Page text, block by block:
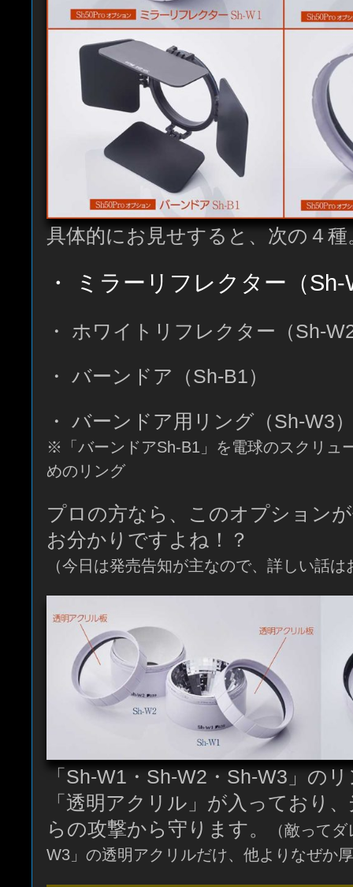
具体的にお見せすると、次の４種
・ ミラーリフレクター（Sh-
・ ホワイトリフレクター（Sh-
・ バーンドア（Sh-B1）
・ バーンドア用リング（Sh-W3
※「バーンドアSh-B1」を電球のスクリュ
めのリング
プロの方なら、このオプション
お分かりですよね！？
（今日は発売告知が主なので、詳しい話
「Sh-W1・Sh-W2・Sh-W3」の
「透明アクリル」が入っており
らの攻撃から守ります。
（敵って
W3」の透明アクリルだけ、他よりなぜか